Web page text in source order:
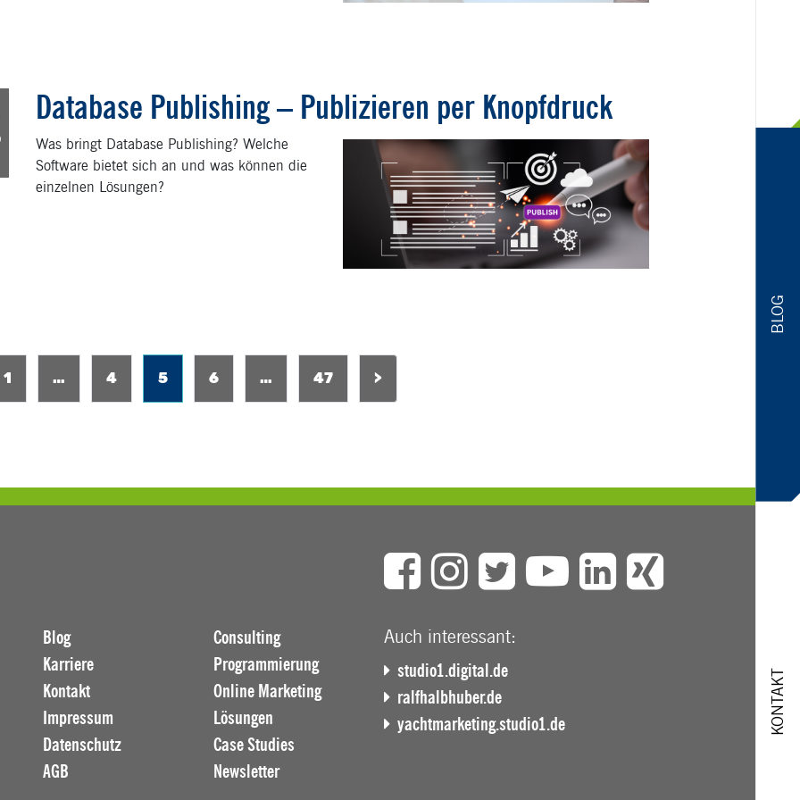
BLOG
KONTAKT
Database Publishing – Publizieren per Knopfdruck
Was bringt Database Publishing? Welche
Software bietet sich an und was können die
einzelnen Lösungen?
1 … 4 5 6
47
… 47 >
Blog
Karriere
Kontakt
Impressum
Datenschutz
AGB
Consulting
Programmierung
Online Marketing
Lösungen
Case Studies
Newsletter
Auch interessant:
studio1.digital.de
ralfhalbhuber.de
yachtmarketing.studio1.de